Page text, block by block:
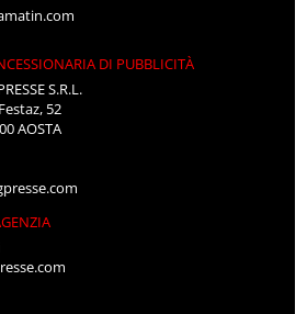
DI PUBBLICITÀ
S.R.L.
52
AOSTA